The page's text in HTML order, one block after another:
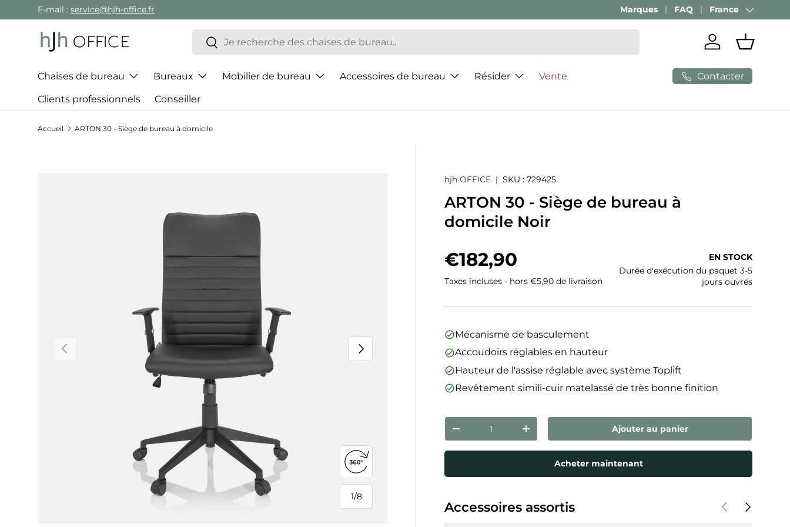
Aller au contenu
E-mail : service@hjh-office.fr Marques FAQ Pays
France
Recherche
Rechercher
Se connecter
Panier
Chaises de bureau Bureaux Mobilier de bureau Accessoires de bureau Résider Vente
Clients professionnels Conseiller
Contacter
Accueil ARTON 30 - Siège de bureau à domicile
Précédent
1/
de
8
Suivant
Ouvrir la vue 360°
hjh OFFICE |SKU : 729425
ARTON 30 - Siège de bureau à
domicile Noir
Prix habituel
€182,90
Taxes incluses - hors €5,90 de livraison
EN STOCK
Durée d'exécution du paquet 3-5
jours ouvrés
Mécanisme de basculement
Accoudoirs réglables en hauteur
Hauteur de l'assise réglable avec système Toplift
Revêtement simili-cuir matelassé de très bonne finition
Qté
Diminuer la quantitéAugmenter la quantitéAjouter au panier
Acheter maintenant
Accessoires assortis PrécédentSuivant